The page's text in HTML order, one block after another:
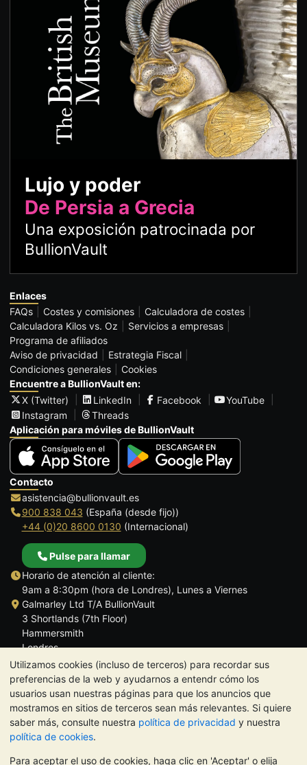
Utilizamos cookies (incluso de terceros) para recordar sus
preferencias de la web y ayudarnos a entendr cómo los
usuarios usan nuestras páginas para que los anuncios que
mostramos en sitios de terceros sean más relevantes. Si quiere
saber más, consulte nuestra política de privacidad y nuestra
política de cookies.
Para aceptar el uso de cookies, haga clic en 'Aceptar' o elija
Lujo y poder
De Persia a Grecia
Una exposición patrocinada por
BullionVault
Enlaces
FAQs
Costes y comisiones
Calculadora de costes
Calculadora Kilos vs. Oz
Servicios a empresas
Programa de afiliados
Aviso de privacidad
Estrategia Fiscal
Condiciones generales
Cookies
Encuentre a BullionVault en:
X (Twitter)
LinkedIn Facebook
YouTube
Instagram
Threads
Aplicación para móviles de BullionVault
Contacto
asistencia@bullionvault.es
900 838 043 (España (desde fijo))
+44 (0)20 8600 0130 (Internacional)
Pulse para llamar
Horario de atención al cliente:
9am a 8:30pm (hora de Londres), Lunes a Viernes
Galmarley Ltd T/A BullionVault
3 Shortlands (7th Floor)
Hammersmith
Londres
W6 8DA
Reino Unido
NOTA: El valor de los metales preciosos puede tanto bajar como